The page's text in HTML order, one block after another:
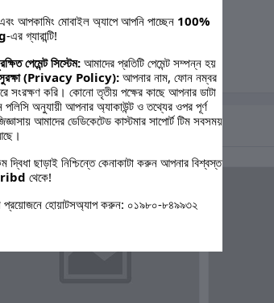
আপকামিং মোবাইল অ্যাপে আপনি পাচ্ছেন 100%
-এর গ্যারান্টি!
পেমেন্ট সিস্টেম:আমাদের প্রতিটি পেমেন্ট সম্পন্ন হয়
(Privacy Policy):আপনার নাম, ফোন নম্বর
সংরক্ষণ করি। কোনো তৃতীয় পক্ষের কাছে আপনার ডাটা
অনুযায়ী আপনার অ্যাকাউন্ট ও তথ্যের ওপর পূর্ণ
আমাদের ডেডিকেটেড কাস্টমার সাপোর্ট টিম সবসময়
ছাড়াই নিশ্চিন্তে কেনাকাটা করুন আপনার বিশ্বস্ত
থেকে!
প্রয়োজনে হোয়াটসঅ্যাপ করুন: ০১৯৮০-৮৪৯৯৩২